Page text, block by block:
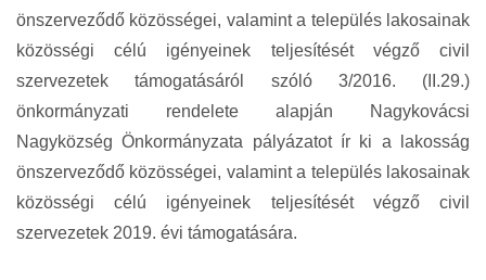
önszerveződő közösségei, valamint a település lakosainak
közösségi célú igényeinek teljesítését végző civil
szervezetek támogatásáról szóló 3/2016. (II.29.)
önkormányzati rendelete alapján Nagykovácsi
Nagyközség Önkormányzata pályázatot ír ki a lakosság
önszerveződő közösségei, valamint a település lakosainak
közösségi célú igényeinek teljesítését végző civil
szervezetek 2019. évi támogatására.